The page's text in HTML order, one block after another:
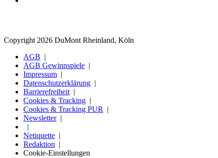
Copyright 2026 DuMont Rheinland, Köln
AGB
AGB Gewinnspiele
Impressum
Datenschutzerklärung
Barrierefreiheit
Cookies & Tracking
Cookies & Tracking PUR
Newsletter
Netiquette
Redaktion
Cookie-Einstellungen